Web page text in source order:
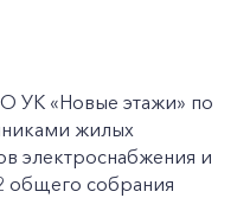
УК «Новые этажи» по
жилых
электроснабжения и
общего собрания